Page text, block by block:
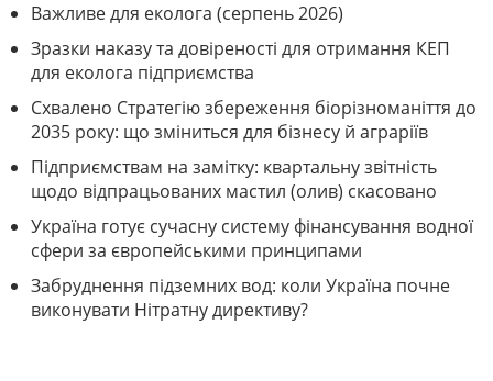
Важливе для еколога (серпень 2026)
Зразки наказу та довіреності для отримання КЕП
для еколога підприємства
Схвалено Стратегію збереження біорізноманіття до
2035 року: що зміниться для бізнесу й аграріїв
Підприємствам на замітку: квартальну звітність
щодо відпрацьованих мастил (олив) скасовано
Україна готує сучасну систему фінансування водної
сфери за європейськими принципами
Забруднення підземних вод: коли Україна почне
виконувати Нітратну директиву?